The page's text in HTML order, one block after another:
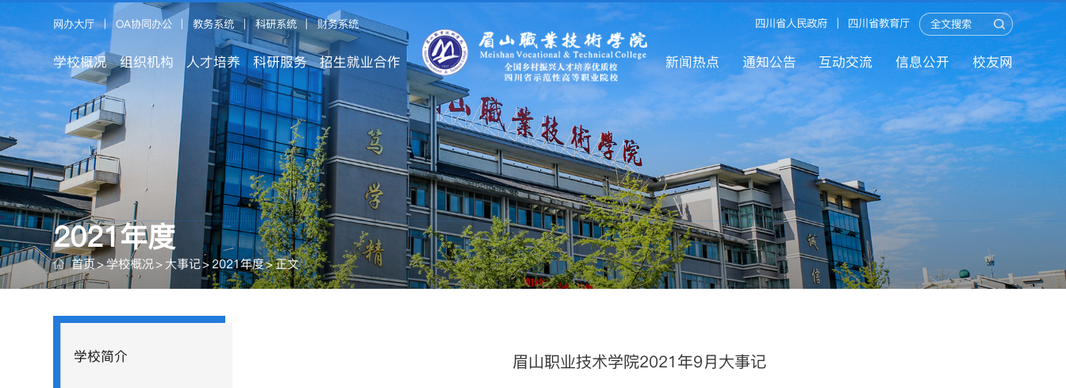
网办大厅 | OA协同办公 | 教务系统 | 科研系统 | 财务系统
学校概况 组织机构 人才培养 科研服务 招生就业合作
四川省人民政府 四川省教育厅
新闻热点 通知公告 互动交流 信息公开 校友网
2021年度
首页>学校概况>大事记>2021年度>正文
学校简介 眉山职业技术学院2021年9月大事记